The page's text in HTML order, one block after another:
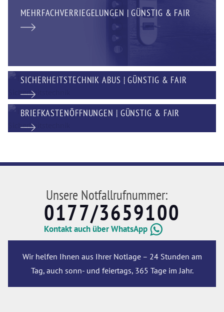
MEHRFACHVERRIEGELUNGEN | GÜNSTIG & FAIR
SICHERHEITSTECHNIK ABUS | GÜNSTIG & FAIR
BRIEFKASTENÖFFNUNGEN | GÜNSTIG & FAIR
Unsere Notfallrufnummer:
0177/3659100
Kontakt auch über WhatsApp
Wir helfen Ihnen aus Ihrer Notlage – 24 Stunden am
Tag, auch sonn- und feiertags, 365 Tage im Jahr.